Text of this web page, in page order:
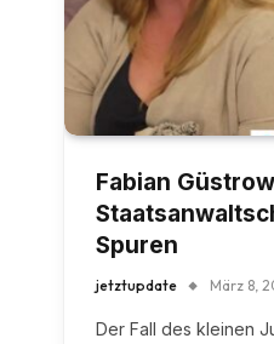
Fabian
Spuren
jetztupdate März 8,
Der Fall des kleinen